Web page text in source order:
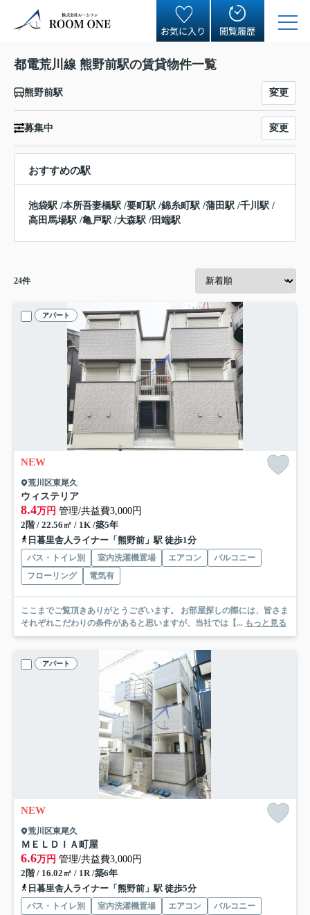
お気に入り 閲覧履歴
都電荒川線 熊野前駅の賃貸物件一覧
熊野前駅 変更
募集中 変更
おすすめの駅
池袋駅 /本所吾妻橋駅 /要町駅 /錦糸町駅 /蒲田駅 /千川駅 /
高田馬場駅 /亀戸駅 /大森駅 /田端駅
24件
アパート
NEW
荒川区東尾久
ウィステリア
8.4万円 管理/共益費3,000円
2階 / 22.56㎡ / 1K /築5年
日暮里舎人ライナー「熊野前」駅 徒歩1分
バス・トイレ別 室内洗濯機置場 エアコン
バルコニー
フローリング
電気有
ここまでご覧頂きありがとうございます。 お部屋探しの際には、皆さま
それぞれこだわりの条件があると思いますが、当社では【... もっと見る
アパート
NEW
荒川区東尾久
ＭＥＬＤＩＡ町屋
6.6万円 管理/共益費3,000円
2階 / 16.02㎡ / 1R /築6年
日暮里舎人ライナー「熊野前」駅 徒歩5分
バス・トイレ別 室内洗濯機置場 エアコン
バルコニー